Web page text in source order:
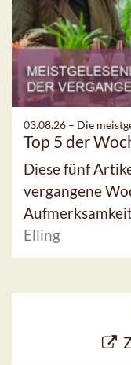
03.08.26 – Die
Top 5 der
Diese fünf
vergangene
Elling